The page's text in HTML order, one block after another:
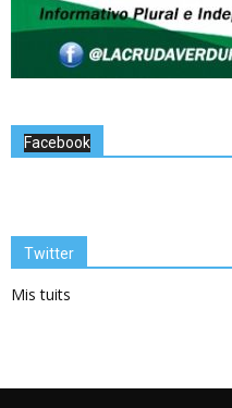
Facebook
Twitter
Mis tuits